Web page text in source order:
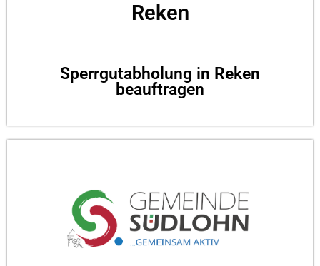
Reken
Sperrgutabholung in Reken
beauftragen